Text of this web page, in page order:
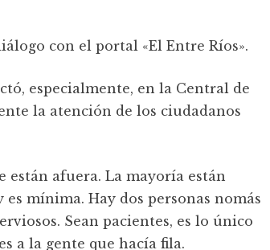
con el portal «El Entre Ríos».
especialmente, en la Central de
la atención de los ciudadanos
están afuera. La mayoría están
es mínima. Hay dos personas nomás
Sean pacientes, es lo único
a la gente que hacía fila.